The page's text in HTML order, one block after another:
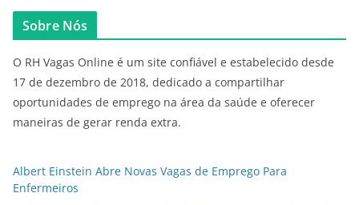
Sobre Nós
O RH Vagas Online é um site confiável e estabelecido desde
17 de dezembro de 2018, dedicado a compartilhar
oportunidades de emprego na área da saúde e oferecer
maneiras de gerar renda extra.
Albert Einstein Abre Novas Vagas de Emprego Para
Enfermeiros